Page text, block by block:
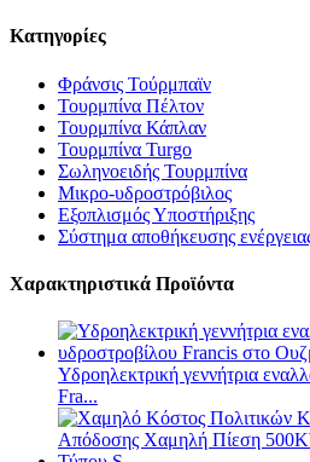
Κατηγορίες
Φράνσις Τούρμπαϊν
Τουρμπίνα Πέλτον
Τουρμπίνα Κάπλαν
Τουρμπίνα Turgo
Σωληνοειδής Τουρμπίνα
Μικρο-υδροστρόβιλος
Εξοπλισμός Υποστήριξης
Σύστημα αποθήκευσης
Χαρακτηριστικά Προϊόντα
Υδροηλεκτρική γεννήτρια
Fra...